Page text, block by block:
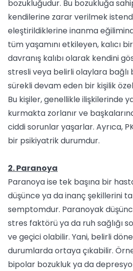
bozukluğudur. Bu bozukluğa
kendilerine zarar verilmek
eleştirildiklerine inanma
tüm yaşamını etkileyen, kalıcı
davranış kalıbı olarak kendini
stresli veya belirli olaylara bağlı
sürekli devam eden bir kişilik
Bu kişiler, genellikle ilişkilerinde
kurmakta zorlanır ve
ciddi sorunlar yaşarlar. Ayrıca,
bir psikiyatrik durumdur.
2. Paranoya
Paranoya ise tek başına bir
düşünce ya da inanç şekillerini
semptomdur. Paranoyak
stres faktörü ya da ruh sağlığı
ve geçici olabilir. Yani, belirli
durumlarda ortaya çıkabilir.
bipolar bozukluk ya da